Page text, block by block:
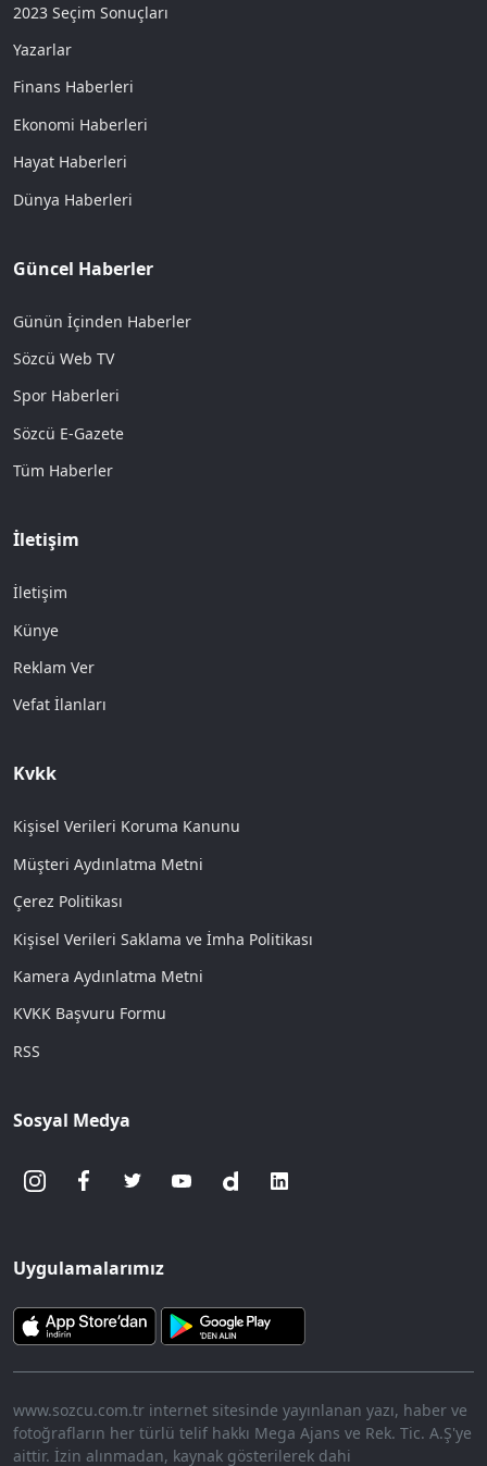
2023 Seçim Sonuçları
Yazarlar
Finans Haberleri
Ekonomi Haberleri
Hayat Haberleri
Dünya Haberleri
Güncel Haberler
Günün İçinden Haberler
Sözcü Web TV
Spor Haberleri
Sözcü E-Gazete
Tüm Haberler
İletişim
İletişim
Künye
Reklam Ver
Vefat İlanları
Kvkk
Kişisel Verileri Koruma Kanunu
Müşteri Aydınlatma Metni
Çerez Politikası
Kişisel Verileri Saklama ve İmha Politikası
Kamera Aydınlatma Metni
KVKK Başvuru Formu
RSS
Sosyal Medya
Uygulamalarımız
www.sozcu.com.tr internet sitesinde yayınlanan yazı, haber ve
fotoğrafların her türlü telif hakkı Mega Ajans ve Rek. Tic. A.Ş'ye
aittir. İzin alınmadan, kaynak gösterilerek dahi